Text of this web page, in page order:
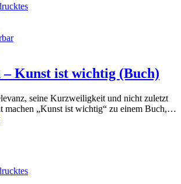
Kunst ist wichtig (Buch)
seine Kurzweiligkeit und nicht zuletzt
machen „Kunst ist wichtig“ zu einem Buch,…